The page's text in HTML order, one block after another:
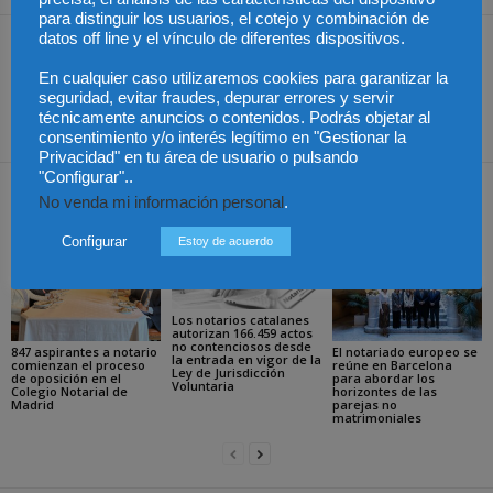
Artículo anterior
El arbitraje, apuesta
decidida del ICAV desde
hace 5 años
Artículo siguiente
La reserva de
arrendamiento entre
consumidor e inmobiliaria
Artículos relacionados
847 aspirantes a notario
comienzan el proceso
de oposición en el
Colegio Notarial de
Madrid
Los notarios catalanes
autorizan 166.459 actos
no contenciosos desde
la entrada en vigor de la
Ley de Jurisdicción
Voluntaria
El notariado europeo se
reúne en Barcelona
para abordar los
horizontes de las
parejas no
matrimoniales
para distinguir los usuarios, el cotejo y combinación de
datos off line y el vínculo de diferentes dispositivos.
En cualquier caso utilizaremos cookies para garantizar la
seguridad, evitar fraudes, depurar errores y servir
técnicamente anuncios o contenidos. Podrás objetar al
consentimiento y/o interés legítimo en "Gestionar la
Privacidad" en tu área de usuario o pulsando
"Configurar"..
No venda mi información personal.
Configurar Estoy de acuerdo